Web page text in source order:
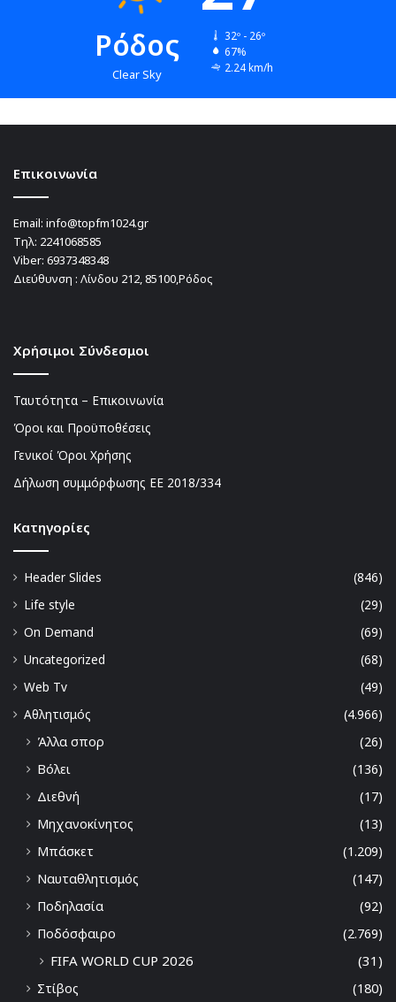
Ρόδος
Clear Sky
32º - 26º
67%
2.24 km/h
Επικοινωνία
Email: info@topfm1024.gr
Τηλ: 2241068585
Viber: 6937348348
Διεύθυνση : Λίνδου 212, 85100,Ρόδος
Χρήσιμοι Σύνδεσμοι
Ταυτότητα – Επικοινωνία
Όροι και Προϋποθέσεις
Γενικοί Όροι Χρήσης
Δήλωση συμμόρφωσης ΕΕ 2018/334
Kατηγορίες
Header Slides
(846)
Life style
(29)
On Demand
(69)
Uncategorized
(68)
Web Tv
(49)
Αθλητισμός
(4.966)
Άλλα σπορ
(26)
Βόλει
(136)
Διεθνή
(17)
Μηχανοκίνητος
(13)
Μπάσκετ
(1.209)
Ναυταθλητισμός
(147)
Ποδηλασία
(92)
Ποδόσφαιρο
(2.769)
FIFA WORLD CUP 2026 (31)
Στίβος
(180)